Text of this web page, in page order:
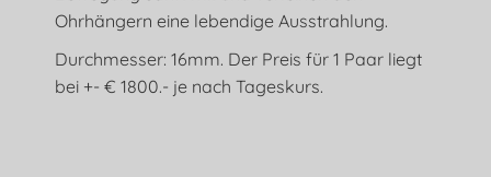
Ohrhängern eine lebendige Ausstrahlung.
Durchmesser: 16mm. Der Preis für 1 Paar liegt
bei +- € 1800.- je nach Tageskurs.